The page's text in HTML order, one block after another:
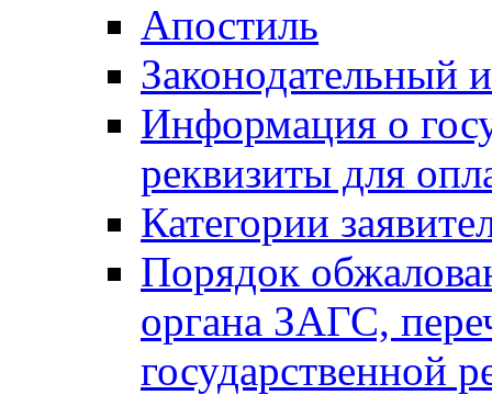
Апостиль
Законодательный
Информация о
реквизиты для
Категории
Порядок
органа ЗАГС,
государственной